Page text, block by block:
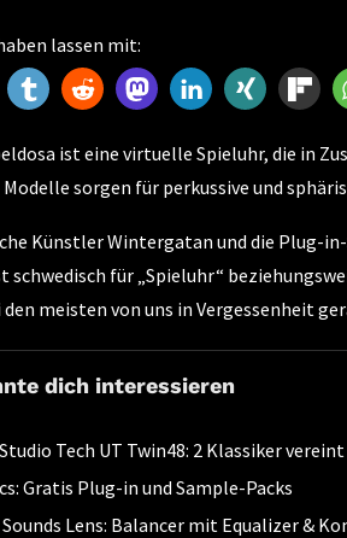
lassen mit:
ist eine virtuelle Spieluhr, die in
sorgen für perkussive und
Künstler Wintergatan und die Plug-
schwedisch für „Spieluhr“
meisten von uns in Vergessenheit
dich interessieren
Tech UT Twin48: 2 Klassiker vereint
Gratis Plug-in und Sample-Packs
Lens: Balancer mit Equalizer &